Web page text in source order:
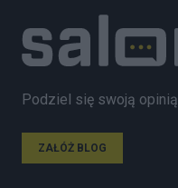
Podziel się swoją opinią
ZAŁÓŻ BLOG